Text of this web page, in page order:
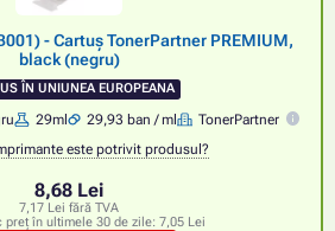
- Cartuș TonerPartner PREMIUM,
black (negru)
ÎN UNIUNEA EUROPEANA
29ml 29,93 ban / ml
TonerPartner
este potrivit produsul?
8,68 Lei
7,17 Lei fără TVA
preț în ultimele 30 de zile: 7,05 Lei